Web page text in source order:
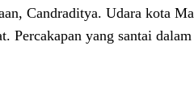
Candraditya. Udara kota
Percakapan yang santai